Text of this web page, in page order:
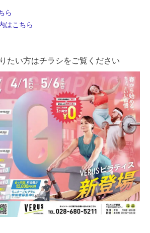
ら
はこちら
たい方はチラシをご覧ください